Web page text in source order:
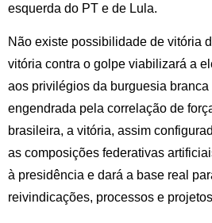
esquerda do PT e de Lula.
Não existe possibilidade de vitória
vitória contra o golpe viabilizará a
aos privilégios da burguesia
engendrada pela correlação de
brasileira, a vitória, assim
as composições federativas
à presidência e dará a base real
reivindicações, processos e